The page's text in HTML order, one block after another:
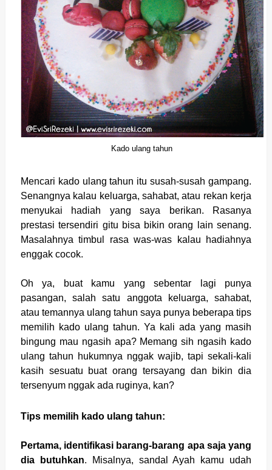
Kado ulang tahun
Mencari kado ulang tahun itu susah-susah gampang.
Senangnya kalau keluarga, sahabat, atau rekan kerja
menyukai hadiah yang saya berikan. Rasanya
prestasi tersendiri gitu bisa bikin orang lain senang.
Masalahnya timbul rasa was-was kalau hadiahnya
enggak cocok.
Oh ya, buat kamu yang sebentar lagi punya
pasangan, salah satu anggota keluarga, sahabat,
atau temannya ulang tahun saya punya beberapa tips
memilih kado ulang tahun. Ya kali ada yang masih
bingung mau ngasih apa? Memang sih ngasih kado
ulang tahun hukumnya nggak wajib, tapi sekali-kali
kasih sesuatu buat orang tersayang dan bikin dia
tersenyum nggak ada ruginya, kan?
Tips memilih kado ulang tahun:
Pertama, identifikasi barang-barang apa saja yang
dia butuhkan. Misalnya, sandal Ayah kamu udah